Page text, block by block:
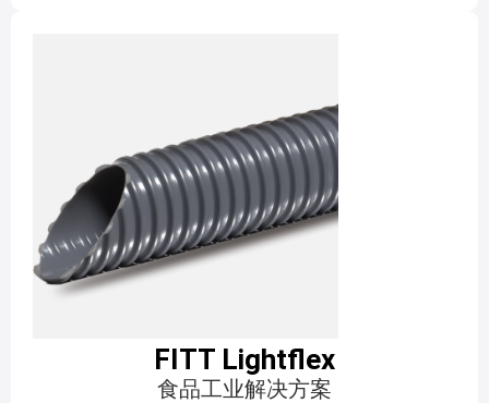
FITT Lightflex
食品工业解决方案